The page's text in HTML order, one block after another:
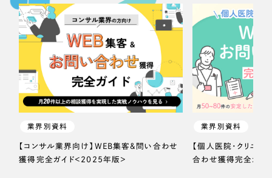
業界別資料
【コンサル業界向け】WEB集客＆問い合わせ
獲得完全ガイド＜2025年版＞
業界別資料
【個人医院・クリニッ
合わせ獲得完全ガイ